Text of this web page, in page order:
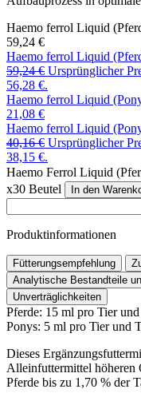
Haemo ferrol Liquid
59,24 €
Haemo ferrol Liquid
59,24€ Ursprünglicher
56,28 €.
Haemo ferrol Liquid
21,08 €
Haemo ferrol Liquid
40,16€ Ursprünglicher
38,15 €.
Haemo Ferrol Liquid
x30 Beutel
In den
Produktinformationen
Fütterungsempfehlung
Analytische Bestandteile
Unverträglichkeiten
Pferde: 15 ml pro Tier
Ponys: 5 ml pro Tier und
Dieses
Alleinfuttermittel höheren
Pferde bis zu 1,70 % der